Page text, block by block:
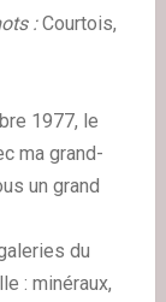
:Courtois,
1977, le
ma grand-
un grand
du
: minéraux,